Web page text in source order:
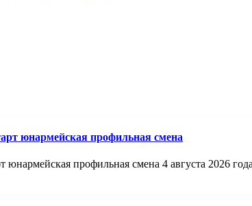
юнармейская профильная смена
юнармейская профильная смена 4 августа 2026